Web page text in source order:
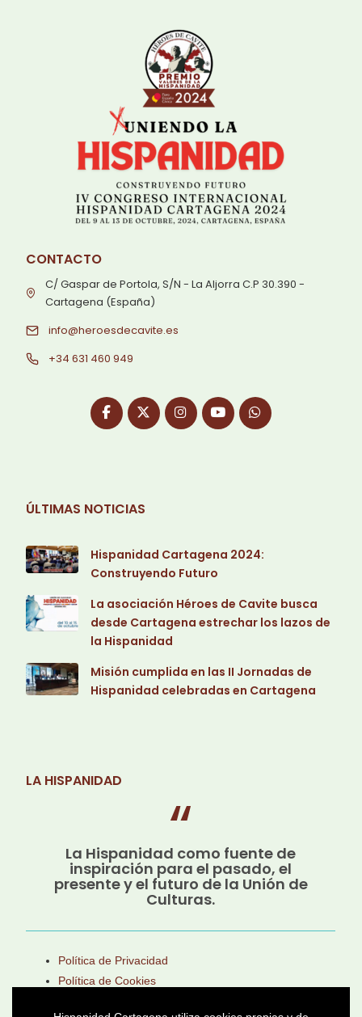
CONTACTO
C/ Gaspar de Portola, S/N - La Aljorra C.P 30.390 -
Cartagena (España)
info@heroesdecavite.es
+34 631 460 949
ÚLTIMAS NOTICIAS
Hispanidad Cartagena 2024:
Construyendo Futuro
La asociación Héroes de Cavite busca
desde Cartagena estrechar los lazos de
la Hispanidad
Misión cumplida en las II Jornadas de
Hispanidad celebradas en Cartagena
LA HISPANIDAD
La Hispanidad como fuente de
inspiración para el pasado, el
presente y el futuro de la Unión de
Culturas.
Política de Privacidad
Política de Cookies